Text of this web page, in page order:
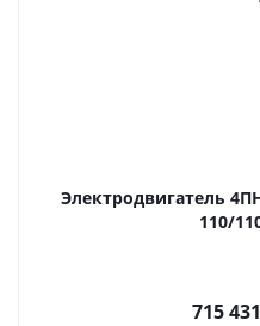
Электродвигатель
110/
715 431